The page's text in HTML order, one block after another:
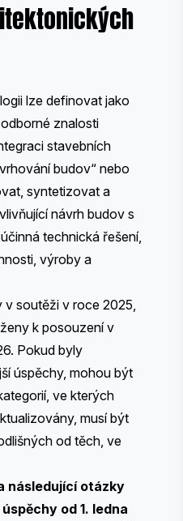
lze definovat jako
znalosti
stavebních
budov“ nebo
syntetizovat a
návrh budov s
technická řešení,
výroby a
v soutěži v roce 2025,
k posouzení v
Pokud byly
úspěchy, mohou být
ve kterých
musí být
od těch, ve
následující otázky
od 1. ledna